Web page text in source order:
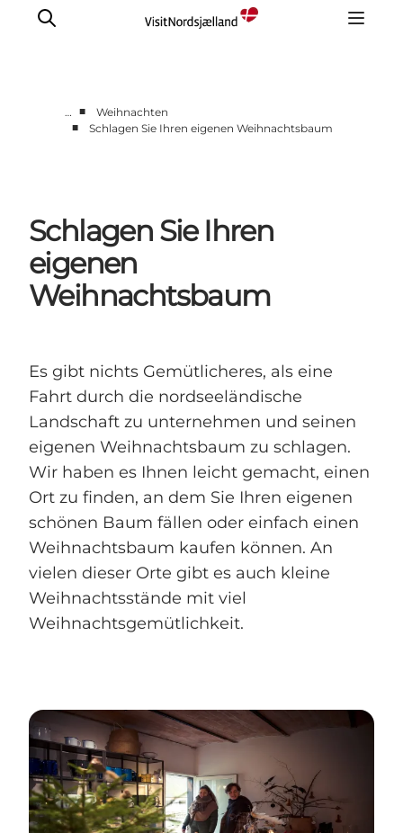
Unterkünfte
Städte
Reiseplanung
… ■
Weihnachten
■
Schlagen Sie Ihren eigenen Weihnachtsbaum
Schlagen Sie Ihren
eigenen
Weihnachtsbaum
Es gibt nichts Gemütlicheres, als eine
Fahrt durch die nordseeländische
Landschaft zu unternehmen und seinen
eigenen Weihnachtsbaum zu schlagen.
Wir haben es Ihnen leicht gemacht, einen
Ort zu finden, an dem Sie Ihren eigenen
schönen Baum fällen oder einfach einen
Weihnachtsbaum kaufen können. An
vielen dieser Orte gibt es auch kleine
Weihnachtsstände mit viel
Weihnachtsgemütlichkeit.